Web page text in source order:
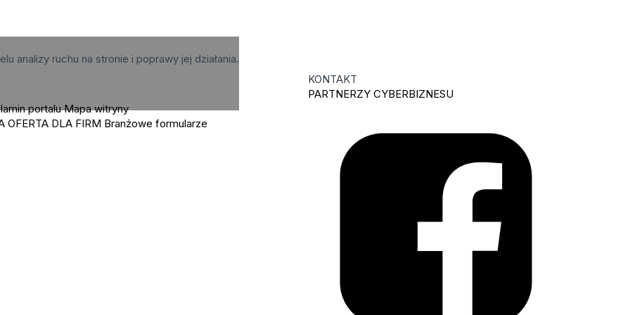
analizy ruchu na stronie i poprawy jej działania.
portalu Mapa witryny
OFERTA DLA FIRM Branżowe formularze
KONTAKT
PARTNERZY CYBERBIZNESU